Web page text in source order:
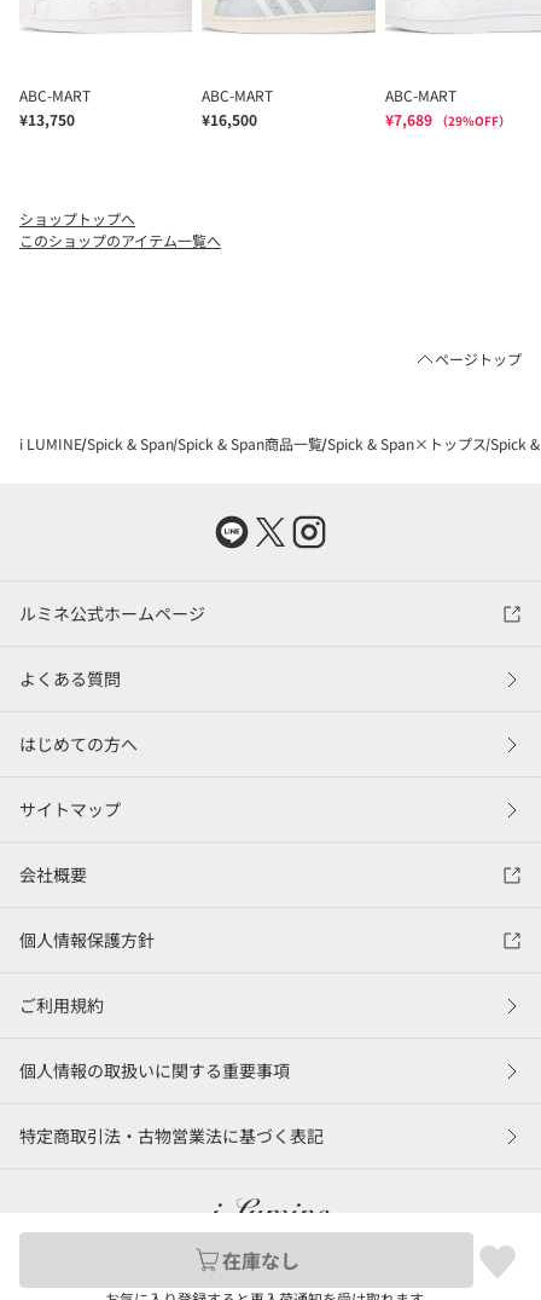
在庫なし
ショップトップへ
このショップのアイテム一覧へ
ページトップ
i LUMINE Spick & Span Spick & Span商品一覧 Spick & Span×トップス Spick
ルミネ公式ホームページ
よくある質問
はじめての方へ
サイトマップ
会社概要
個人情報保護方針
ご利用規約
個人情報の取扱いに関する重要事項
特定商取引法・古物営業法に基づく表記
©LUMINE Co., Ltd.